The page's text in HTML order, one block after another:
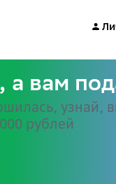
а вам
узнай,
рублей